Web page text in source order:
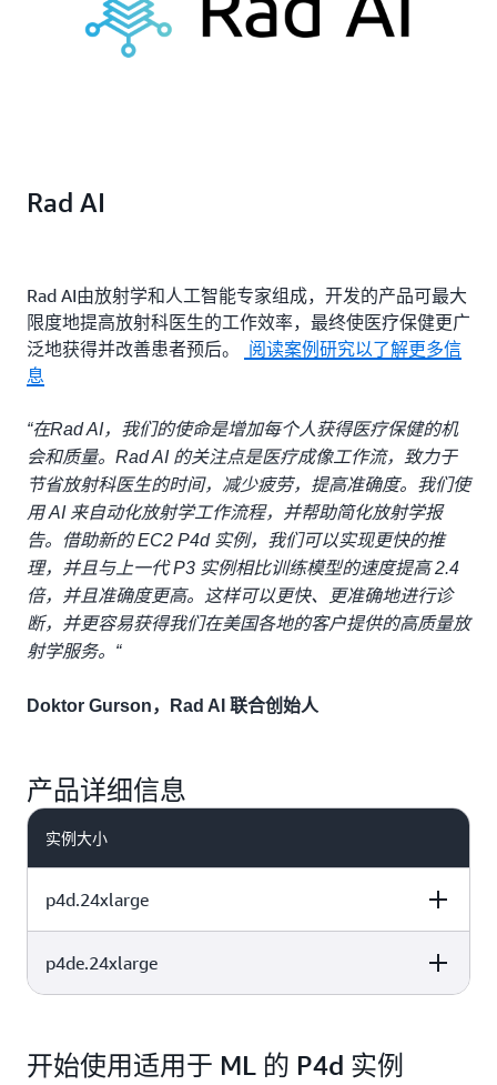
Rad AI
Rad AI由放射学和人工智能专家组成，开发的产品可最大
限度地提高放射科医生的工作效率，最终使医疗保健更广
泛地获得并改善患者预后。
阅读案例研究以了解更多信
息
“在Rad AI，我们的使命是增加每个人获得医疗保健的机
会和质量。Rad AI 的关注点是医疗成像工作流，致力于
节省放射科医生的时间，减少疲劳，提高准确度。我们使
用 AI 来自动化放射学工作流程，并帮助简化放射学报
告。借助新的 EC2 P4d 实例，我们可以实现更快的推
理，并且与上一代 P3 实例相比训练模型的速度提高 2.4
倍，并且准确度更高。这样可以更快、更准确地进行诊
断，并更容易获得我们在美国各地的客户提供的高质量放
射学服务。“
Doktor Gurson，Rad AI 联合创始人
产品详细信息
实例大小
p4d.24xlarge
vCPU GPU – A100
p4de.24xlarge
开始使用适用于 ML 的 P4d 实例